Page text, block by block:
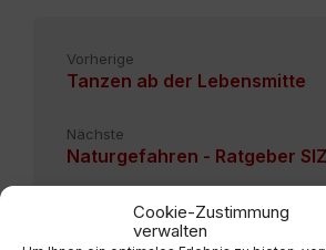
Cookie-Zustimmung
verwalten
Vorherige
Tanzen ab der Lebensmitte
Nächste
Naturgefahren - Ratgeber SIZ